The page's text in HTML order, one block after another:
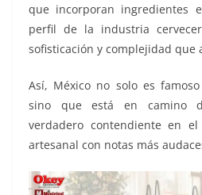
que incorporan ingredientes
perfil de la industria
sofisticación y complejidad que
Así, México no solo es
sino que está en camino
verdadero contendiente en
artesanal con notas más